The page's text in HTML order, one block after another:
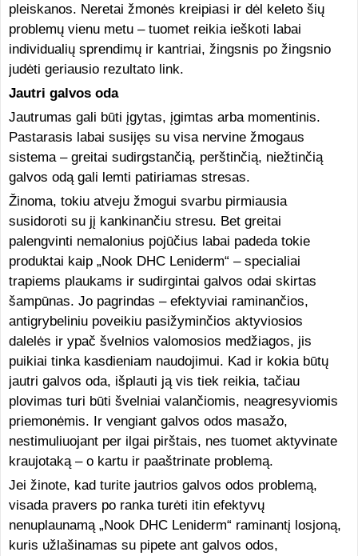
pleiskanos. Neretai žmonės kreipiasi ir dėl keleto šių
problemų vienu metu – tuomet reikia ieškoti labai
individualių sprendimų ir kantriai, žingsnis po žingsnio
judėti geriausio rezultato link.
Jautri galvos oda
Jautrumas gali būti įgytas, įgimtas arba momentinis.
Pastarasis labai susijęs su visa nervine žmogaus
sistema – greitai sudirgstančią, perštinčią, niežtinčią
galvos odą gali lemti patiriamas stresas.
Žinoma, tokiu atveju žmogui svarbu pirmiausia
susidoroti su jį kankinančiu stresu. Bet greitai
palengvinti nemalonius pojūčius labai padeda tokie
produktai kaip „Nook DHC Leniderm“ – specialiai
trapiems plaukams ir sudirgintai galvos odai skirtas
šampūnas. Jo pagrindas – efektyviai raminančios,
antigrybeliniu poveikiu pasižyminčios aktyviosios
dalelės ir ypač švelnios valomosios medžiagos, jis
puikiai tinka kasdieniam naudojimui. Kad ir kokia būtų
jautri galvos oda, išplauti ją vis tiek reikia, tačiau
plovimas turi būti švelniai valančiomis, neagresyviomis
priemonėmis. Ir vengiant galvos odos masažo,
nestimuliuojant per ilgai pirštais, nes tuomet aktyvinate
kraujotaką – o kartu ir paaštrinate problemą.
Jei žinote, kad turite jautrios galvos odos problemą,
visada pravers po ranka turėti itin efektyvų
nenuplaunamą „Nook DHC Leniderm“ raminantį losjoną,
kuris užlašinamas su pipete ant galvos odos,